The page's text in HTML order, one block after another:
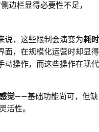
边栏显得必要性不足，
说，这些限制会演变为耗时
面，在规模化运营时却显得
动操作，而这些操作在现代
觉——基础功能尚可，但缺
活性。